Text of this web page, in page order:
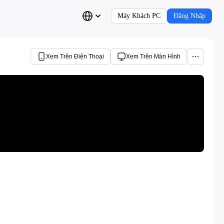
Máy Khách PC Đăng Nhập
Xem Trên Điện Thoại Xem Trên Màn Hình